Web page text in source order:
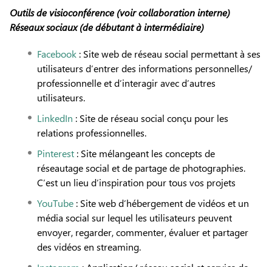
Outils de visioconférence (voir collaboration interne)
Réseaux sociaux(de débutant à intermédiaire)
Facebook : Site web de réseau social permettant à ses
utilisateurs d’entrer des informations personnelles/
professionnelle et d’interagir avec d’autres
utilisateurs.
LinkedIn : Site de réseau social conçu pour les
relations professionnelles.
Pinterest : Site mélangeant les concepts de
réseautage social et de partage de photographies.
C’est un lieu d’inspiration pour tous vos projets
YouTube : Site web d’hébergement de vidéos et un
média social sur lequel les utilisateurs peuvent
envoyer, regarder, commenter, évaluer et partager
des vidéos en streaming.